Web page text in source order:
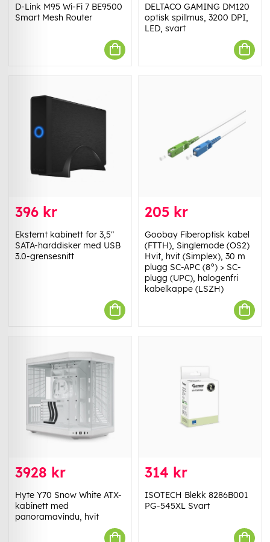
D-Link M95 Wi-Fi 7 BE9500
Smart Mesh Router
DELTACO GAMING DM120
optisk spillmus, 3200 DPI,
LED, svart
396 kr
Eksternt kabinett for 3,5"
SATA-harddisker med USB
3.0-grensesnitt
205 kr
Goobay Fiberoptisk kabel
(FTTH), Singlemode (OS2)
Hvit, hvit (Simplex), 30 m
plugg SC-APC (8°) > SC-
plugg (UPC), halogenfri
kabelkappe (LSZH)
3928 kr
Hyte Y70 Snow White ATX-
kabinett med
panoramavindu, hvit
314 kr
ISOTECH Blekk 8286B001
PG-545XL Svart